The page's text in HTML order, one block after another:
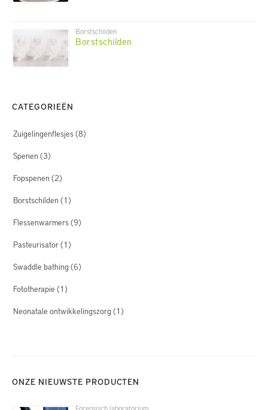
Borstschilden
Borstschilden
CATEGORIEËN
Zuigelingenflesjes(8)
Spenen (3)
Fopspenen (2)
Borstschilden (1)
Flessenwarmers(9)
Pasteurisator(1)
Swaddle bathing (6)
Fototherapie (1)
Neonatale ontwikkelingszorg (1)
ONZE NIEUWSTE PRODUCTEN